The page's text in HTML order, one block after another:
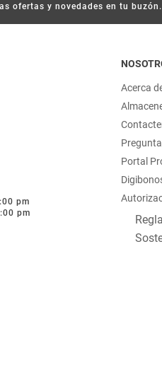
ofertas y novedades en tu buzón.
pm
pm
Acerca
Portal